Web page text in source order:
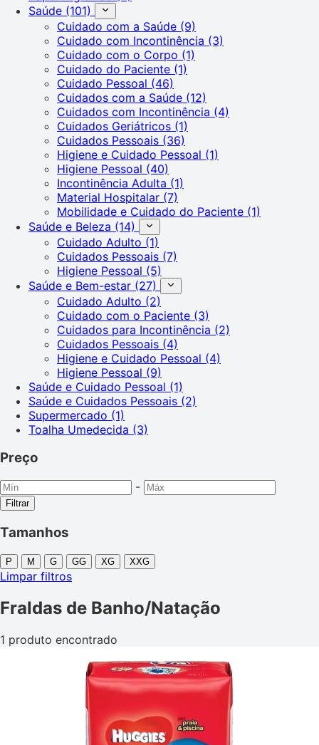
Saúde (101)
Cuidado com a Saúde (9)
Cuidado com Incontinência (3)
Cuidado com o Corpo (1)
Cuidado do Paciente (1)
Cuidado Pessoal (46)
Cuidados com a Saúde (12)
Cuidados com Incontinência (4)
Cuidados Geriátricos (1)
Cuidados Pessoais (36)
Higiene e Cuidado Pessoal (1)
Higiene Pessoal (40)
Incontinência Adulta (1)
Material Hospitalar (7)
Mobilidade e Cuidado do Paciente (1)
Saúde e Beleza (14)
Cuidado Adulto (1)
Cuidados Pessoais (7)
Higiene Pessoal (5)
Saúde e Bem-estar (27)
Cuidado Adulto (2)
Cuidado com o Paciente (3)
Cuidados para Incontinência (2)
Cuidados Pessoais (4)
Higiene e Cuidado Pessoal (4)
Higiene Pessoal (9)
Saúde e Cuidado Pessoal (1)
Saúde e Cuidados Pessoais (2)
Supermercado (1)
Toalha Umedecida (3)
Preço
-
Filtrar
Tamanhos
P M G GG XG XXG
Limpar filtros
Fraldas de Banho/Natação
1 produto encontrado